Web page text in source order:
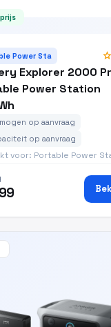
Power Sta
Explorer 2000
Power Station
op aanvraag
op aanvraag
voor: Portable Power